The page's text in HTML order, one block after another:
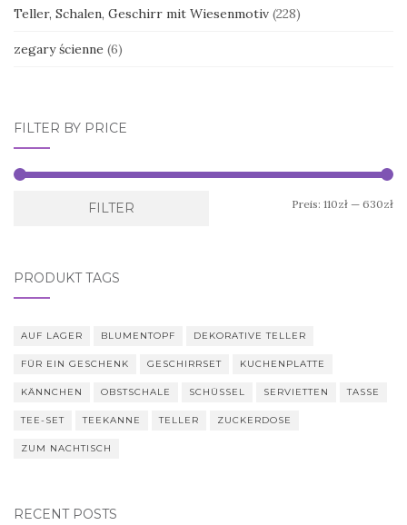
Teller, Schalen, Geschirr mit Wiesenmotiv (228)
zegary ścienne (6)
FILTER BY PRICE
FILTER Preis: 110zł — 630zł
PRODUKT TAGS
AUF LAGER BLUMENTOPF DEKORATIVE TELLER
FÜR EIN GESCHENK GESCHIRRSET KUCHENPLATTE
KÄNNCHEN OBSTSCHALE SCHÜSSEL SERVIETTEN TASSE
TEE-SET TEEKANNE TELLER ZUCKERDOSE
ZUM NACHTISCH
RECENT POSTS